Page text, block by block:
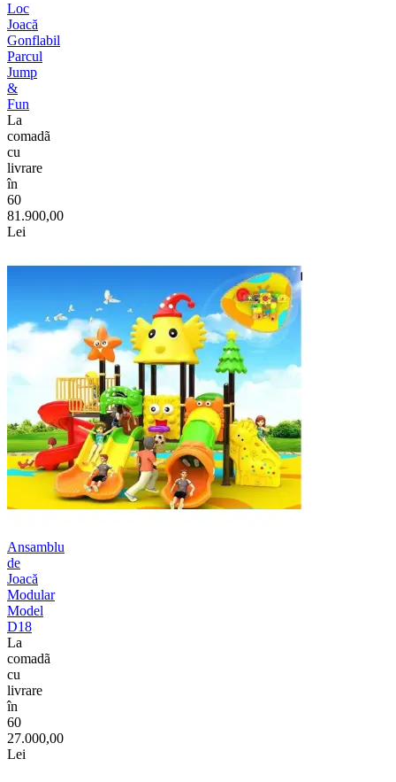
Loc
Joacă
Gonflabil
Parcul
Jump
&
Fun
La
comadã
cu
livrare
în
60
81.900,00
Lei
Ansamblu
de
Joacă
Modular
Model
D18
La
comadã
cu
livrare
în
60
27.000,00
Lei